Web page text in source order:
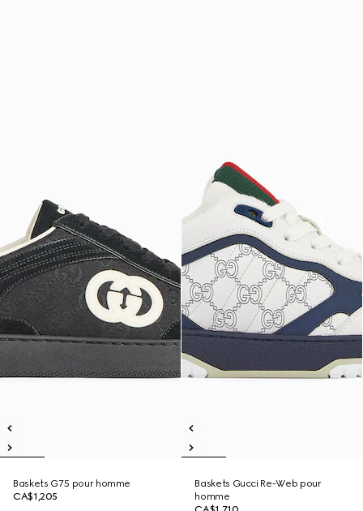
Baskets G75 pour homme
CA$1,205
Baskets Gucci Re-Web pour
homme